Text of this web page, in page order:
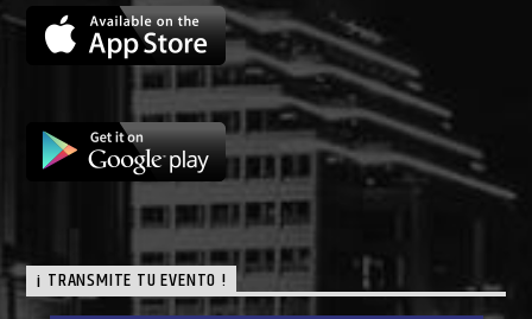
¡ TRANSMITE TU EVENTO !